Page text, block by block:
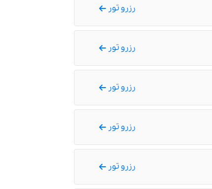
رزرو تور
رزرو تور
رزرو تور
رزرو تور
رزرو تور